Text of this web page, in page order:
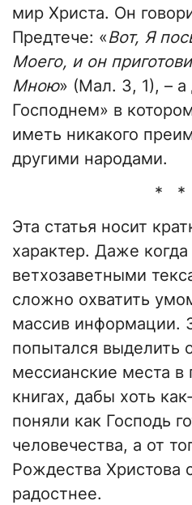
мир Христа. Он
Предтече: «Вот, Я
Моего, и он
Мною» (Мал. 3, 1), – а
Господнем» в
иметь никакого
другими народами.
* *
Эта статья носит
характер. Даже
ветхозаветными
сложно охватить
массив информации.
попытался выделить
мессианские места в
книгах, дабы хоть
поняли как Господь
человечества, а от
Рождества Христова
радостнее.